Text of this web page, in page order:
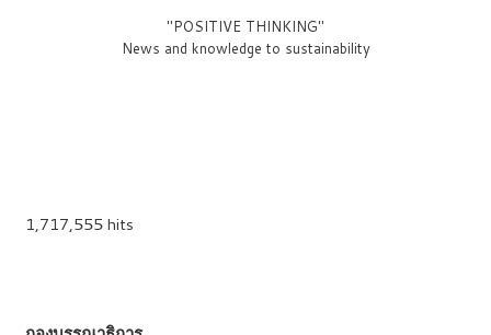
"POSITIVE THINKING"
News and knowledge to sustainability
1,717,555 hits